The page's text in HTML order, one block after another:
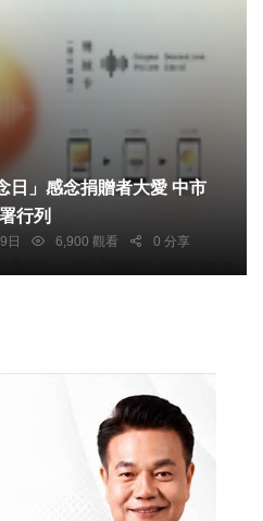
」感念捐贈者大愛 中市
行列
日 6,900 觀看 0 分享